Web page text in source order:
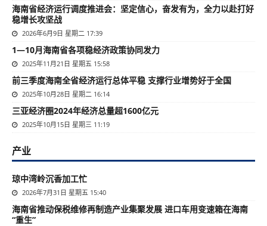
海南省经济运行调度推进会：坚定信心，奋发有为，全力以赴打好
稳增长攻坚战
2026年6月9日 星期二 17:39
1—10月海南省各项稳经济政策协同发力
2025年11月21日 星期五 15:58
前三季度海南全省经济运行总体平稳 支撑行业增势好于全国
2025年10月28日 星期二 16:14
三亚经济圈2024年经济总量超1600亿元
2025年10月15日 星期三 11:19
产业
琼中湾岭沉香加工忙
2026年7月31日 星期五 15:40
海南省推动保税维修再制造产业集聚发展 进口车用变速箱在海南
“重生”